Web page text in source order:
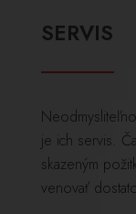
SERVIS
je ich servis.
skazeným
venovať